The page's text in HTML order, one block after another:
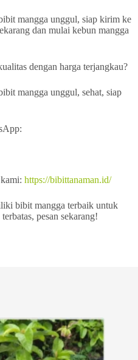
mangga unggul, siap kirim ke
dan mulai kebun mangga
dengan harga terjangkau?
mangga unggul, sehat, siap
https://bibittanaman.id/
bibit mangga terbaik untuk
pesan sekarang!